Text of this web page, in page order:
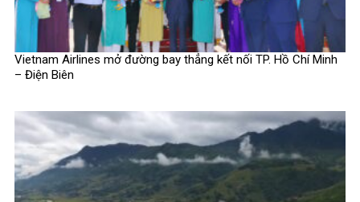
Vietnam Airlines mở đường bay thẳng kết nối TP. Hồ Chí Minh
– Điện Biên